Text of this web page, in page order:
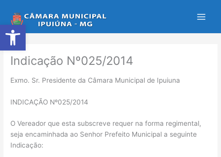
Abrir a barra de ferramentas
para
o
conteúdo
Indicação Nº025/2014
Exmo. Sr. Presidente da Câmara Municipal de Ipuiuna
INDICAÇÃO Nº025/2014
O Vereador que esta subscreve requer na forma regimental,
seja encaminhada ao Senhor Prefeito Municipal a seguinte
Indicação: